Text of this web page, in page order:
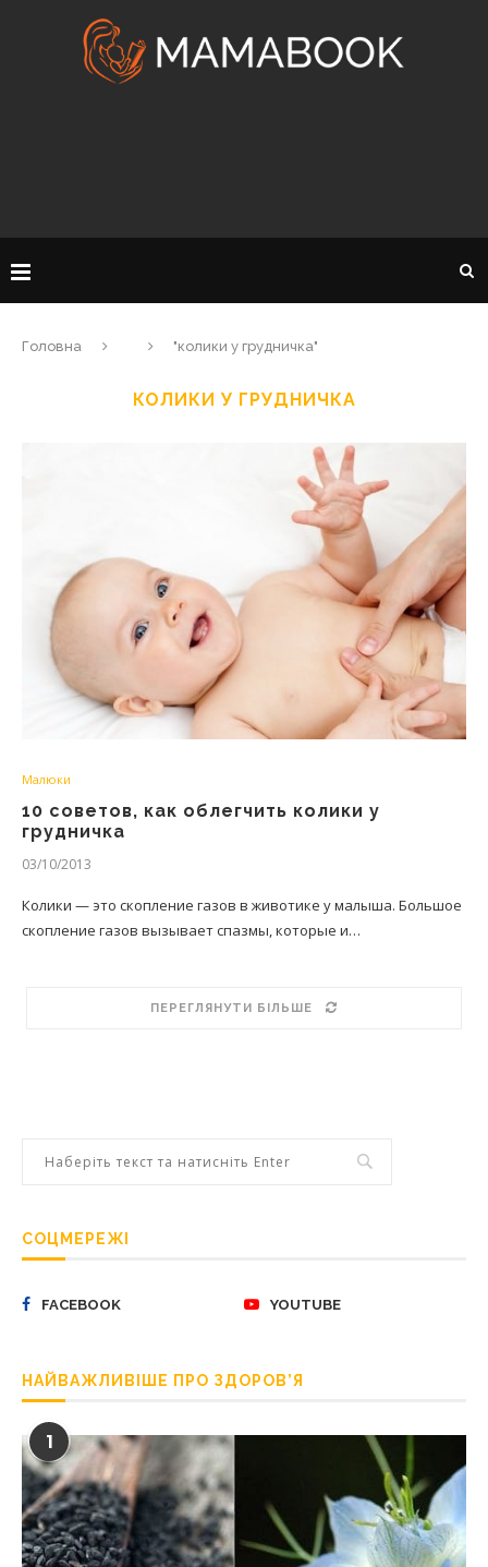
Головна "колики у грудничка"
КОЛИКИ У ГРУДНИЧКА
Малюки
10 советов, как облегчить колики у
грудничка
03/10/2013
Колики — это скопление газов в животике у малыша. Большое
скопление газов вызывает спазмы, которые и…
ПЕРЕГЛЯНУТИ БІЛЬШЕ
СОЦМЕРЕЖІ
FACEBOOK YOUTUBE
НАЙВАЖЛИВІШЕ ПРО ЗДОРОВ’Я
1